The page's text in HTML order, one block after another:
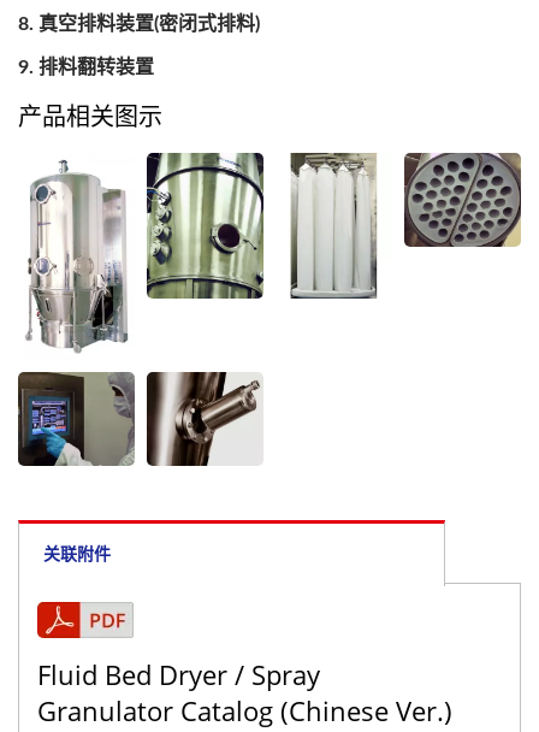
真空排料装置(密闭式排料)
排料翻转装置
产品相关图示
关联附件
Fluid Bed Dryer / Spray
Granulator Catalog (Chinese Ver.)